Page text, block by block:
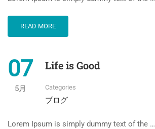
READ MORE
07
5月
Life is Good
Categories
ブログ
Lorem Ipsum is simply dummy text of the …